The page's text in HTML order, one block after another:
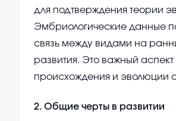
для подтверждения теории
Эмбриологические данные
связь между видами на
развития. Это важный аспект
происхождения и эволюции
2. Общие черты в развитии